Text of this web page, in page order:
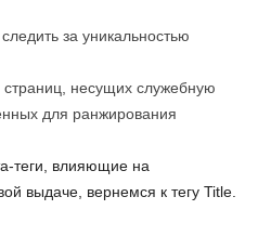
за уникальностью
страниц, несущих служебную
для ранжирования
теги, влияющие на
выдаче, вернемся к тегу Title.